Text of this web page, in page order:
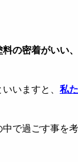
料の密着がいい
いますと、 私
で過ごす事を